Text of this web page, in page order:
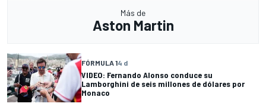
Más de
Aston Martin
FÓRMULA 14 d
VIDEO: Fernando Alonso conduce su
Lamborghini de seis millones de dólares por
Monaco